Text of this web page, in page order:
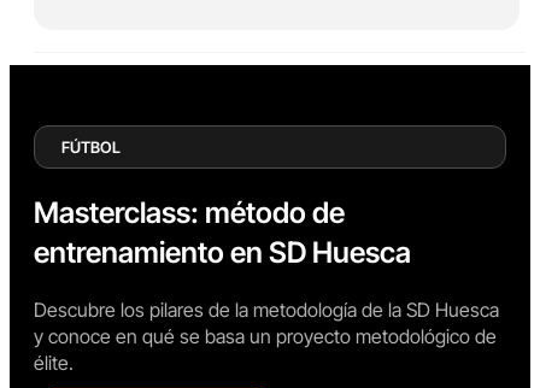
FÚTBOL
Masterclass: método de
entrenamiento en SD Huesca
Descubre los pilares de la metodología de la SD Huesca
y conoce en qué se basa un proyecto metodológico de
élite.